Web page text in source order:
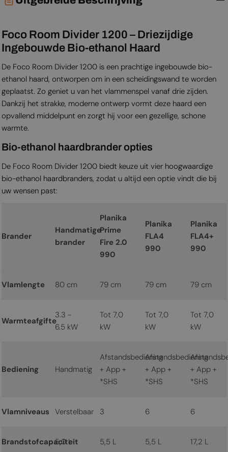
Foco Room Divider 1200 – Driezijdige
Ingebouwde Bio-ethanol Haard
De Foco Room Divider 1200 is een prachtige ingebouwde bio-
ethanol haard, ontworpen om in een scheidingswand te worden
geplaatst. Zo geniet u van het vlammenspel vanaf drie zijden.
Dankzij het strakke, moderne ontwerp vormt deze haard een
opvallend middelpunt en zorgt hij voor een gezellige, schone
warmte.
Bio-ethanol haardbrander opties
De Foco Room Divider 1200 biedt keuze uit vier hoogwaardige
bio-ethanol haardbranders, zodat u altijd een optie vindt die bij
uw wensen past:
Brander
Handmatige
brander
Planika
Prime
Fire 2.0
990
Planika
FLA4
990
Planika
FLA4+
990
Vlamlengte 80 cm 79 cm 79 cm 79 cm
Warmteafgifte
3.3 -
6.5 kW
Tot 7,0
kW
Tot 7,0
kW
Tot 7,0
kW
Bediening Handmatig
Afstandsbediening
+ App +
*SHS
Afstandsbediening
+ App +
*SHS
+ App +
*SHS
Vlamniveaus Verstelbaar 3 6 6
Brandstofcapaciteit
5,0 L 5,5 L 5,5 L 17,2 L